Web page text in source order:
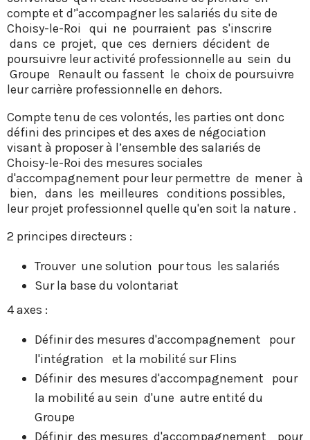
compte et d’'accompagner les salariés du site de
Choisy-le-Roi qui ne pourraient pas s'inscrire
dans ce projet, que ces derniers décident de
poursuivre leur activité professionnelle au sein du
Groupe Renault ou fassent le choix de poursuivre
leur carrière professionnelle en dehors.
Compte tenu de ces volontés, les parties ont donc
défini des principes et des axes de négociation
visant à proposer à l’ensemble des salariés de
Choisy-le-Roi des mesures sociales
d'accompagnement pour leur permettre de mener à
bien, dans les meilleures conditions possibles,
leur projet professionnel quelle qu'en soit la nature .
2 principes directeurs :
Trouver une solution pour tous les salariés
Sur la base du volontariat
4 axes :
Définir des mesures d'accompagnement pour
l'intégration et la mobilité sur Flins
Définir des mesures d'accompagnement pour
la mobilité au sein d'une autre entité du
Groupe
Définir des mesures d'accompagnement pour